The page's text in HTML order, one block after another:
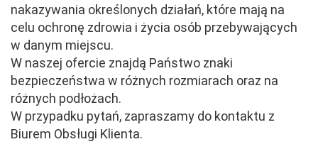
nakazywania określonych działań, które mają na
celu ochronę zdrowia i życia osób przebywających
w danym miejscu.
W naszej ofercie znajdą Państwo znaki
bezpieczeństwa w różnych rozmiarach oraz na
różnych podłożach.
W przypadku pytań, zapraszamy do kontaktu z
Biurem Obsługi Klienta.